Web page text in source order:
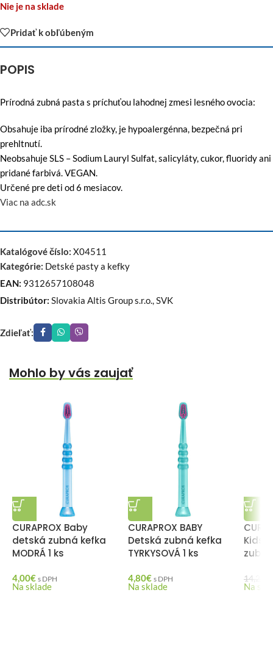
Nie je na sklade
Pridať k obľúbeným
POPIS
Prírodná zubná pasta s príchuťou lahodnej zmesi lesného ovocia:
Obsahuje iba prírodné zložky, je hypoalergénna, bezpečná pri
prehltnutí.
Neobsahuje SLS – Sodium Lauryl Sulfat, salicyláty, cukor, fluoridy ani
pridané farbivá. VEGAN.
Určené pre deti od 6 mesiacov.
Viac na adc.sk
Katalógové číslo: X04511
Kategórie: Detské pasty a kefky
EAN: 9312657108048
Distribútor: Slovakia Altis Group s.r.o., SVK
Zdieľať:
Mohlo by vás zaujať
CURAPROX Baby
detská zubná kefka
MODRÁ 1 ks
4,00€ s DPH
Na sklade
CURAPROX BABY
Detská zubná kefka
TYRKYSOVÁ 1 ks
4,80€ s DPH
Na sklade
Kids
14,22
Na